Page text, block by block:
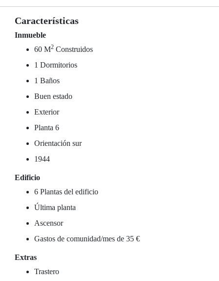
Características
Inmueble
60 M2 Construidos
1 Dormitorios
1 Baños
Buen estado
Exterior
Planta 6
Orientación sur
1944
Edificio
6 Plantas del edificio
Última planta
Ascensor
Gastos de comunidad/mes de 35 €
Extras
Trastero